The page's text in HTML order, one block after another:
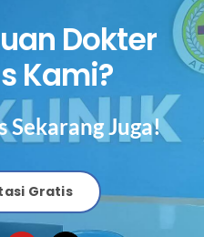
Dokter
Kami?
Sekarang Juga!
Gratis